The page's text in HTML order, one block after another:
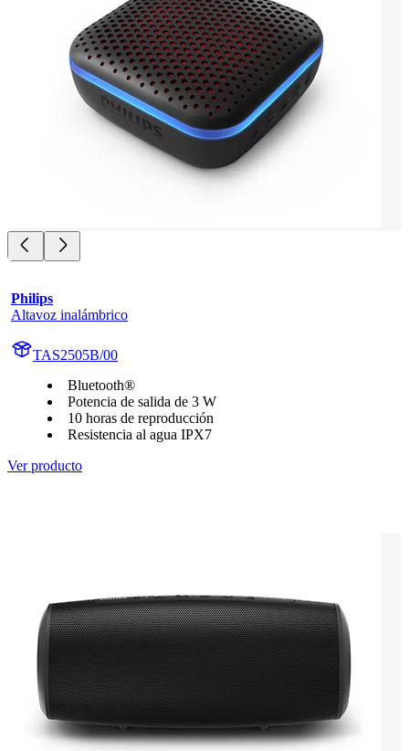
Philips
Altavoz inalámbrico
TAS2505B/00
Bluetooth®
Potencia de salida de 3 W
10 horas de reproducción
Resistencia al agua IPX7
Ver producto